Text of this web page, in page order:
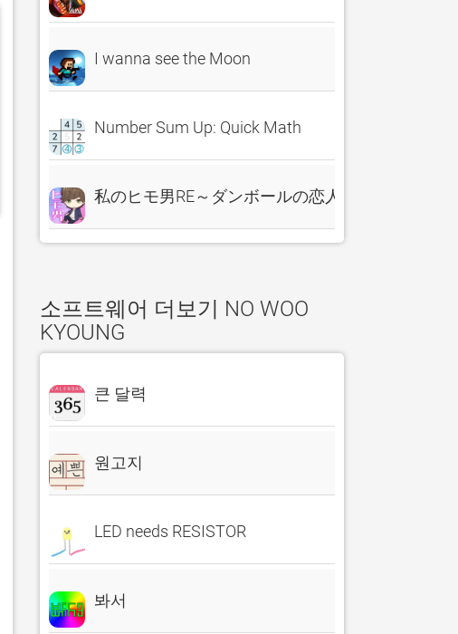
I wanna see the Moon
Number Sum Up: Quick Math
私のヒモ男RE～ダンボールの恋人～
소프트웨어 더보기 NO WOO
KYOUNG
큰 달력
원고지
LED needs RESISTOR
봐서